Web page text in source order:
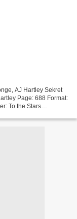
AJ Hartley Sekret
Page: 688 Format:
To the Stars